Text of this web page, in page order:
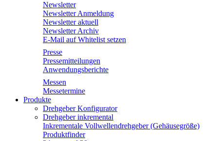
Newsletter
Newsletter Anmeldung
Newsletter aktuell
Newsletter Archiv
E-Mail auf Whitelist setzen
Presse
Pressemitteilungen
Anwendungsberichte
Messen
Messetermine
Produkte
Drehgeber Konfigurator
Drehgeber inkremental
Inkrementale Vollwellendrehgeber (Gehäusegröße)
Produktfinder